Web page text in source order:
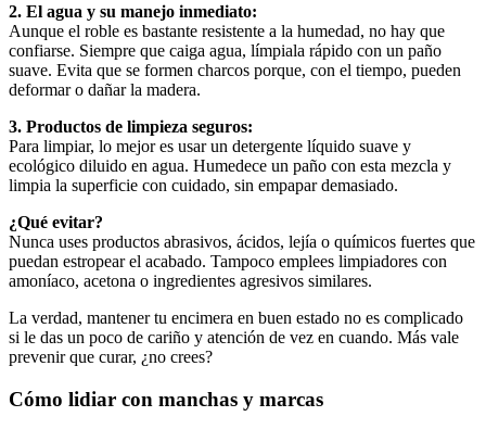
2. El agua y su manejo inmediato:
Aunque el roble es bastante resistente a la humedad, no hay que
confiarse. Siempre que caiga agua, límpiala rápido con un paño
suave. Evita que se formen charcos porque, con el tiempo, pueden
deformar o dañar la madera.
3. Productos de limpieza seguros:
Para limpiar, lo mejor es usar un detergente líquido suave y
ecológico diluido en agua. Humedece un paño con esta mezcla y
limpia la superficie con cuidado, sin empapar demasiado.
¿Qué evitar?
Nunca uses productos abrasivos, ácidos, lejía o químicos fuertes que
puedan estropear el acabado. Tampoco emplees limpiadores con
amoníaco, acetona o ingredientes agresivos similares.
La verdad, mantener tu encimera en buen estado no es complicado
si le das un poco de cariño y atención de vez en cuando. Más vale
prevenir que curar, ¿no crees?
Cómo lidiar con manchas y marcas